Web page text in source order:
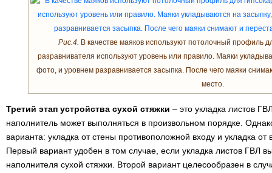
Рис.4. В качестве маяков используют потолочный профиль
разравнивателя используют уровень или правило. Маяки
фото, и уровнем разравнивается засыпка. После чего маяки
место.
Третий этап устройства сухой стяжки – это укладка листов
наполнитель может выполняться в произвольном порядке.
варианта: укладка от стены противоположной входу и укладка
Первый вариант удобен в том случае, если укладка листов ГВЛ
наполнителя сухой стяжки. Второй вариант целесообразен в